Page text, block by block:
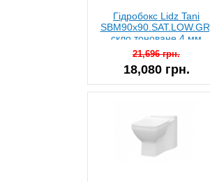
Гідробокс Lidz Tani
SBM90x90.SAT.LOW.GR,
скло тоноване 4 мм
21,696 грн.
18,080 грн.